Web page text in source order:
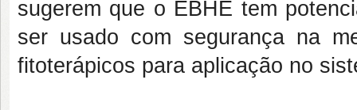
sugerem que o EBHE tem
ser usado com segurança na
fitoterápicos para aplicação no